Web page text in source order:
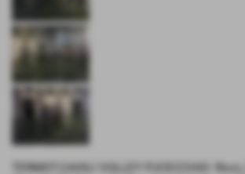
TERMOT.CAIOLI VOLLEY FUCECCHIO: